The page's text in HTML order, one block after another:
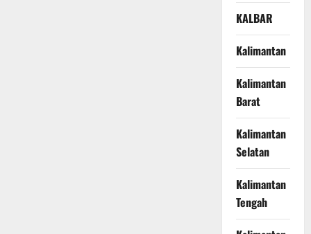
KALBAR
Kalimantan
Kalimantan
Barat
Kalimantan
Selatan
Kalimantan
Tengah